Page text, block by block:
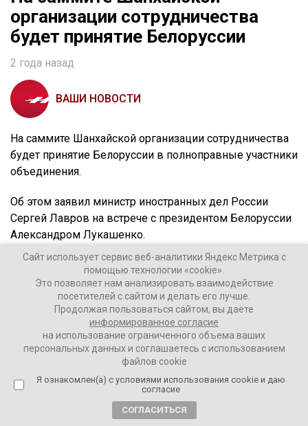
организации сотрудничества
будет принятие Белоруссии
2 года назад
ВАШИ НОВОСТИ
На саммите Шанхайской организации сотрудничества
будет принятие Белоруссии в полноправные участники
объединения.
Об этом заявил министр иностранных дел России
Сергей Лавров на встрече с президентом Белоруссии
Александром Лукашенко.
«По Шанхайской организации сотрудничества
все решено, все договоренности уже
закреплены»,
– сказал глава МИД РФ.
Саммит состоится 3-4 июля в Астане. Его посетит
Сайт использует сервис веб-аналитики Яндекс Метрика с
помощью технологии «cookie».
Это позволяет нам анализировать взаимодействие
посетителей с сайтом и делать его лучше.
Продолжая пользоваться сайтом, вы даёте
информированное согласие
на использование ограниченного объема ваших
персональных данных и соглашаетесь с использованием
файлов cookie
Я ознакомлен(а) с условиями использования cookie и даю
согласие
СОГЛАСИТЬСЯ